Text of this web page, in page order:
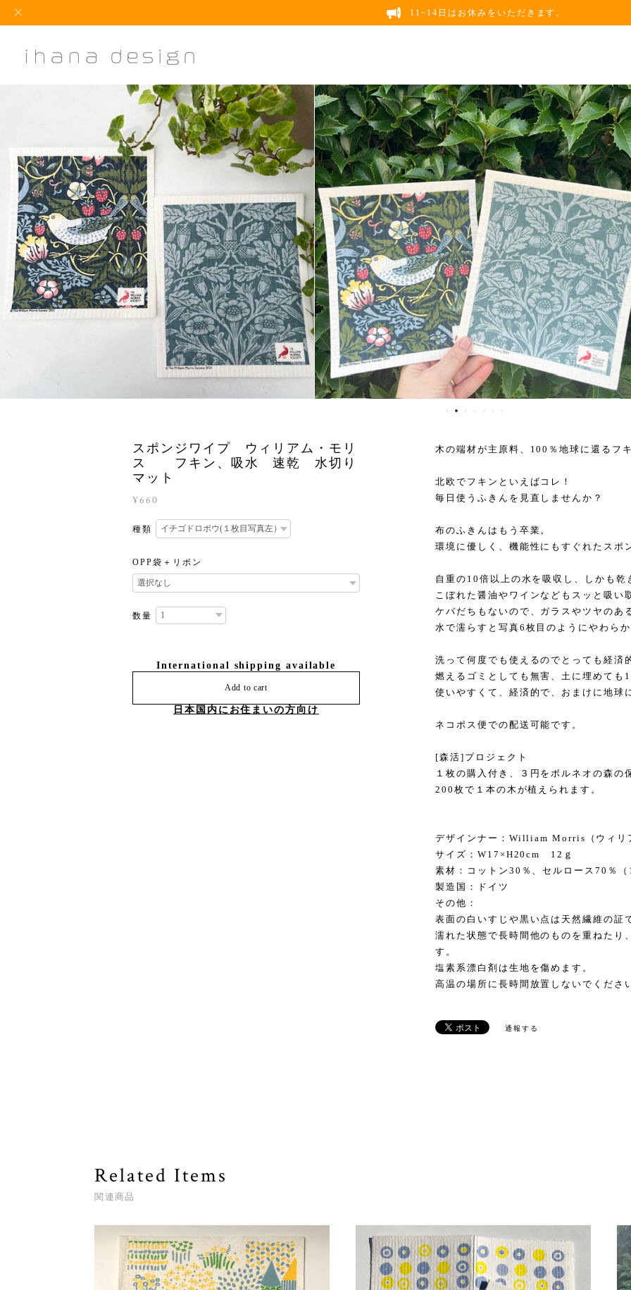
11~14日はお休みをいただきます。
スポンジワイプ ウィリアム・モリ
ス フキン、吸水 速乾 水切り
マット
¥660
種類
OPP袋＋リボン
数量
International shipping available
Add to cart
日本国内にお住まいの方向け
木の端材が主原料、100％地球に還るフ
北欧でフキンといえばコレ！
毎日使うふきんを見直しませんか？
布のふきんはもう卒業。
環境に優しく、機能性にもすぐれたスポ
自重の10倍以上の水を吸収し、しかも乾
こぼれた醤油やワインなどもスッと吸い
ケバだちもないので、ガラスやツヤのあ
水で濡らすと写真6枚目のようにやわら
洗って何度でも使えるのでとっても経済
燃えるゴミとしても無害、土に埋めて
使いやすくて、経済的で、おまけに地球
ネコポス便での配送可能です。
[森活]プロジェクト
１枚の購入付き、３円をボルネオの森の
200枚で１本の木が植えられます。
デザインナー：William Morris（ウィリ
サイズ：W17×H20cm 12ｇ
素材：コットン30％、セルロース70％
製造国：ドイツ
その他：
表面の白いすじや黒い点は天然繊維の証
濡れた状態で長時間他のものを重ねたり
す。
塩素系漂白剤は生地を傷めます。
高温の場所に長時間放置しないでくださ
通報する
Related Items
関連商品